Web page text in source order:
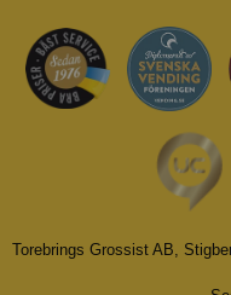
Torebrings Grossist AB,